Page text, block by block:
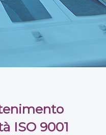
ISO 9001